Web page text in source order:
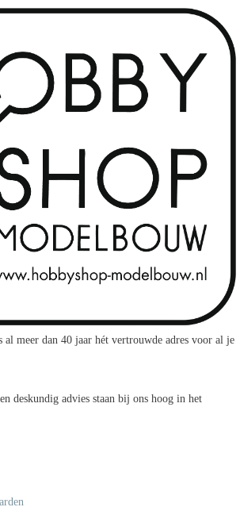
al meer dan 40 jaar hét vertrouwde adres voor al je
deskundig advies staan bij ons hoog in het